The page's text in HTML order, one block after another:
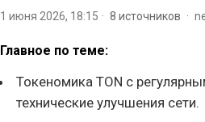
1 июня 2026, 18:15 8 источников
Главное по теме:
Токеномика TON с
технические улучшения сети.